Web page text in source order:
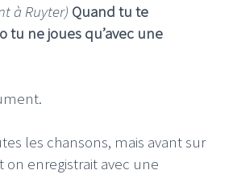
à Ruyter) Quand tu te
tu ne joues qu’avec une
les chansons, mais avant sur
on enregistrait avec une